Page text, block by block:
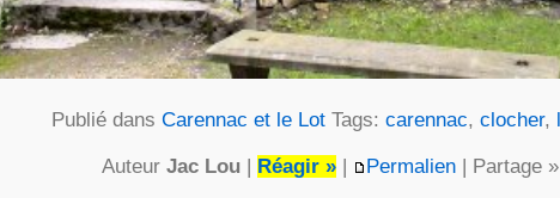
Publié dans Carennac et le Lot Tags: carennac, clocher,
AuteurJac Lou | Réagir » | Permalien | Partage »